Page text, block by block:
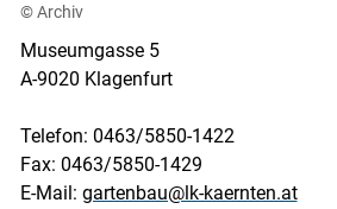
© Archiv
Museumgasse 5
A-9020 Klagenfurt
Telefon: 0463/5850-1422
Fax: 0463/5850-1429
E-Mail: gartenbau@lk-kaernten.at